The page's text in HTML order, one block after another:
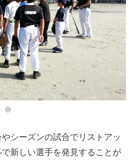
シーズンの試合でリストアッ
新しい選手を発見することが